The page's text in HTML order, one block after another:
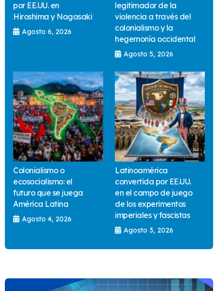
por EE.UU. en
Hiroshima y Nagasaki
Agosto 6, 2026
legitimador de la
violencia a través del
colonialismo y la
hegemonía occidental
Agosto 5, 2026
Colonialismo o
ecosocialismo: el
futuro que se juega
América Latina
Agosto 4, 2026
Latinoamérica
convertida por EE.UU.
en el campo de juego
de los experimentos
imperiales y fascistas
Agosto 3, 2026